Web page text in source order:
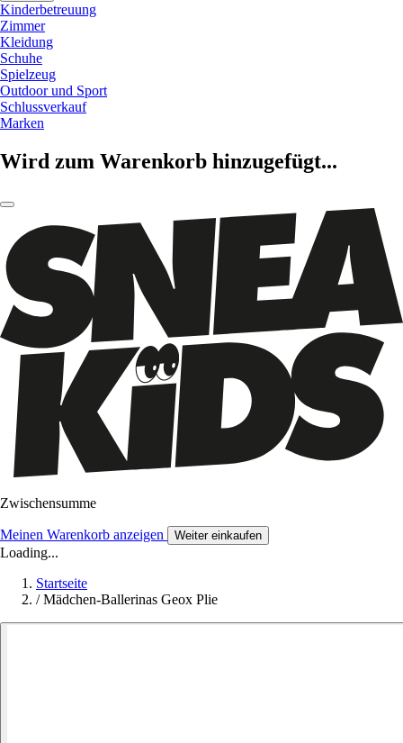
Kinderbetreuung
Zimmer
Kleidung
Schuhe
Spielzeug
Outdoor und Sport
Schlussverkauf
Marken
Wird zum Warenkorb hinzugefügt...
Zwischensumme
Meinen Warenkorb anzeigen Weiter einkaufen
Loading...
Startseite
/ Mädchen-Ballerinas Geox Plie